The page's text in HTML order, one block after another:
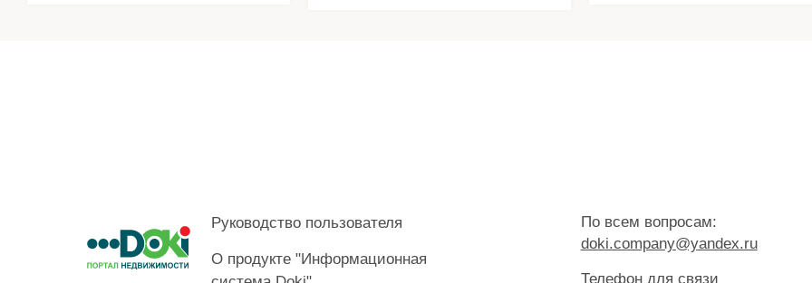
Руководство пользователя
О продукте "Информационная
По всем вопросам:
doki.company@yandex.ru
Телефон для связи